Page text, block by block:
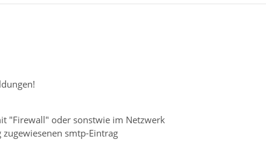
"Firewall" oder sonstwie im Netzwerk
smtp-Eintrag